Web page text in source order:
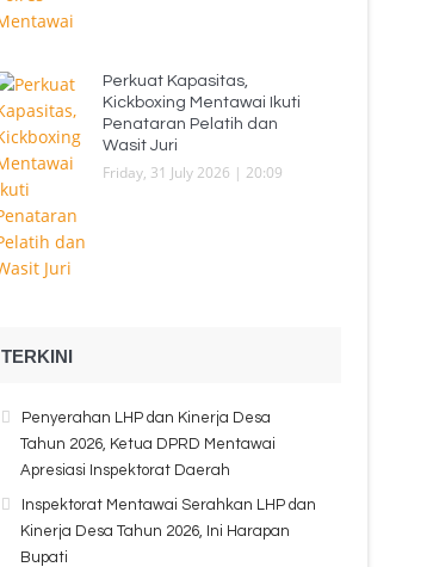
Perkuat Kapasitas,
Kickboxing Mentawai Ikuti
Penataran Pelatih dan
Wasit Juri
Friday, 31 July 2026 | 20:09
TERKINI
Penyerahan LHP dan Kinerja Desa
Tahun 2026, Ketua DPRD Mentawai
Apresiasi Inspektorat Daerah
Inspektorat Mentawai Serahkan LHP dan
Kinerja Desa Tahun 2026, Ini Harapan
Bupati